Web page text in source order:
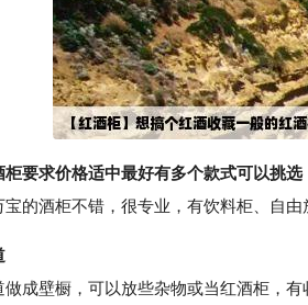
柜要求价格适中最好有多个款式可以挑选
酒柜不错，很专业，有饮料柜、自由
壁橱，可以放些杂物或当红酒柜，有